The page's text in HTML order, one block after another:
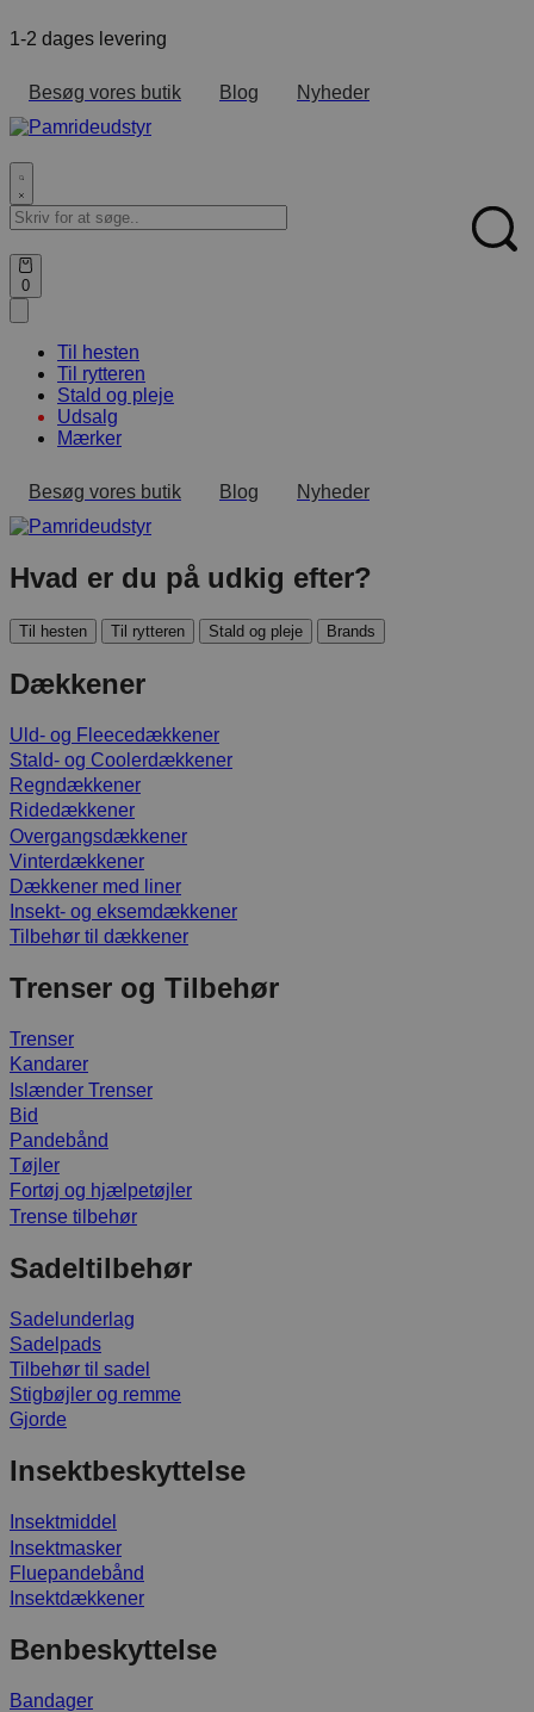
to
1-2 dages levering
Besøg vores butik Blog Nyheder
Search
for:
0Open
cart
Til hesten
Til rytteren
Stald og pleje
Udsalg
Mærker
Besøg vores butik Blog Nyheder
Hvad er du på udkig efter?
Til hesten Til rytteren Stald og pleje Brands
Dækkener
Uld- og Fleecedækkener
Stald- og Coolerdækkener
Regndækkener
Ridedækkener
Overgangsdækkener
Vinterdækkener
Dækkener med liner
Insekt- og eksemdækkener
Tilbehør til dækkener
Trenser og Tilbehør
Trenser
Kandarer
Islænder Trenser
Bid
Pandebånd
Tøjler
Fortøj og hjælpetøjler
Trense tilbehør
Sadeltilbehør
Sadelunderlag
Sadelpads
Tilbehør til sadel
Stigbøjler og remme
Gjorde
Insektbeskyttelse
Insektmiddel
Insektmasker
Fluepandebånd
Insektdækkener
Benbeskyttelse
Bandager